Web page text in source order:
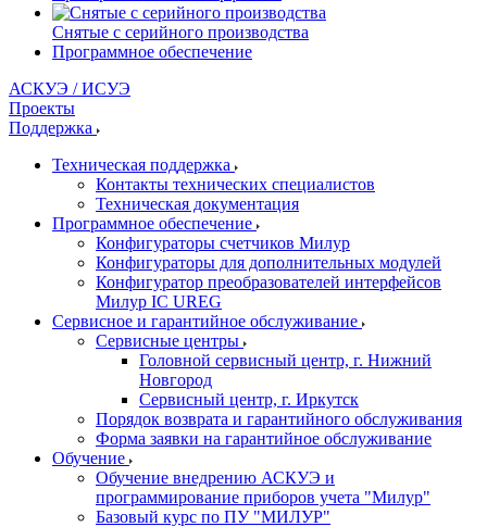
Снятые с серийного производства
Программное обеспечение
АСКУЭ / ИСУЭ
Проекты
Поддержка
Техническая поддержка
Контакты технических специалистов
Техническая документация
Программное обеспечение
Конфигураторы счетчиков Милур
Конфигураторы для дополнительных модулей
Конфигуратор преобразователей интерфейсов
Милур IC UREG
Сервисное и гарантийное обслуживание
Сервисные центры
Головной сервисный центр, г. Нижний
Новгород
Сервисный центр, г. Иркутск
Порядок возврата и гарантийного обслуживания
Форма заявки на гарантийное обслуживание
Обучение
Обучение внедрению АСКУЭ и
программирование приборов учета "Милур"
Базовый курс по ПУ "МИЛУР"